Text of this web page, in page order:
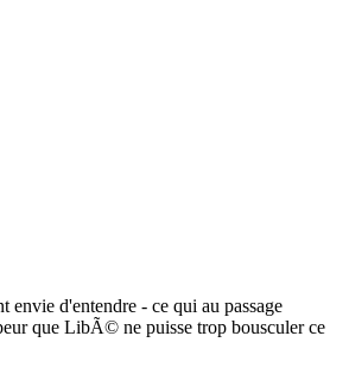
d'entendre - ce qui au passage
que LibÃ© ne puisse trop bousculer ce